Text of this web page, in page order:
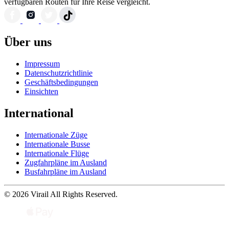
verfügbaren Routen für Ihre Reise vergleicht.
Über uns
Impressum
Datenschutzrichtlinie
Geschäftsbedingungen
Einsichten
International
Internationale Züge
Internationale Busse
Internationale Flüge
Zugfahrpläne im Ausland
Busfahrpläne im Ausland
© 2026 Virail All Rights Reserved.